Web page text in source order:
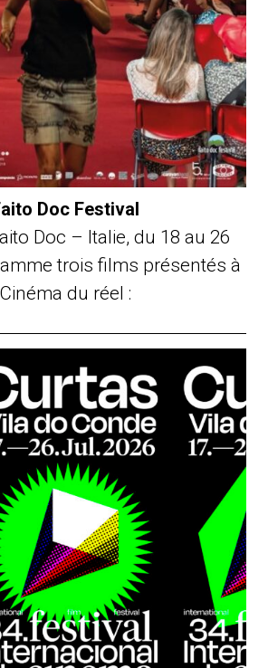
Doc Festival
Doc – Italie, du 18 au 26
trois films présentés à
Cinéma du réel :